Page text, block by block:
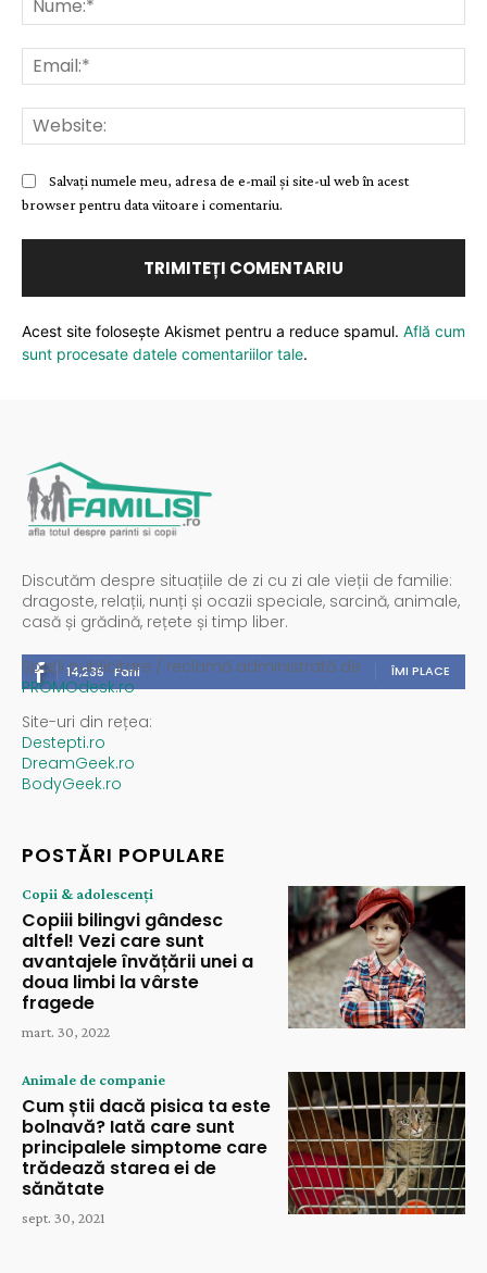
Salvați numele meu, adresa de e-mail și site-ul web în acest
browser pentru data viitoare i comentariu.
Acest site folosește Akismet pentru a reduce spamul. Află cum
sunt procesate datele comentariilor tale.
Discutăm despre situațiile de zi cu zi ale vieții de familie:
dragoste, relații, nunți și ocazii speciale, sarcină, animale,
casă și grădină, rețete și timp liber.
14,235 Fani ÎMI PLACE
Spații publicitare / reclamă administrată de
PROMOdesk.ro
Site-uri din rețea:
Destepti.ro
DreamGeek.ro
BodyGeek.ro
POSTĂRI POPULARE
Copii & adolescenți
Copiii bilingvi gândesc
altfel! Vezi care sunt
avantajele învățării unei a
doua limbi la vârste
fragede
mart. 30, 2022
Animale de companie
Cum știi dacă pisica ta este
bolnavă? Iată care sunt
principalele simptome care
trădează starea ei de
sănătate
sept. 30, 2021